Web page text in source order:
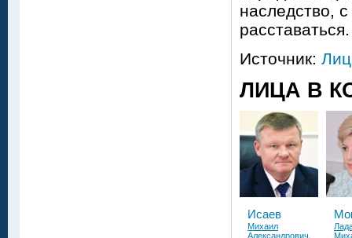
наследство,
Источник:
ЛИЦА В
Исаев
Михаил
Александрович